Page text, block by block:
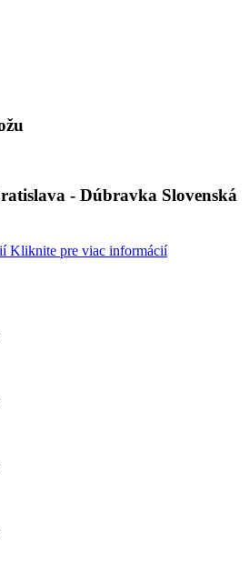
- Dúbravka Slovenská
Kliknite pre viac informácií